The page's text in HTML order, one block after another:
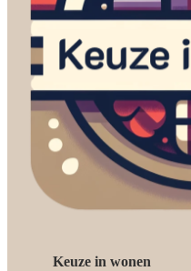
Keuze in wonen